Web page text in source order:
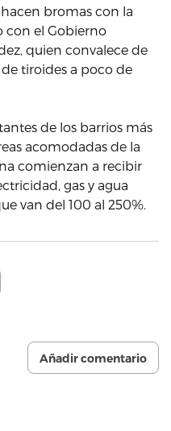
bromas con la
con el Gobierno
quien convalece de
tiroides a poco de
de los barrios más
acomodadas de la
comienzan a recibir
gas y agua
van del 100 al 250%.
Añadir comentario